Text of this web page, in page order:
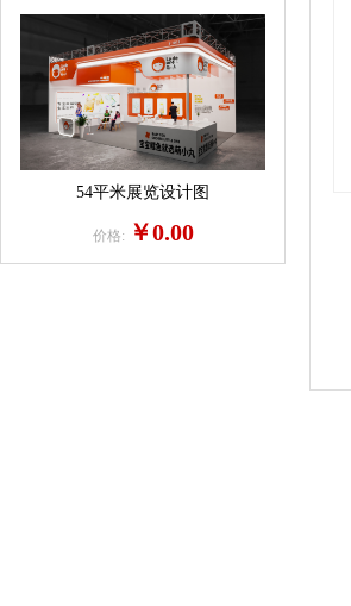
54平米展览设计图
价格: ￥0.00